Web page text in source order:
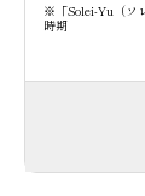
※「Solei-Yu（ソ
時期